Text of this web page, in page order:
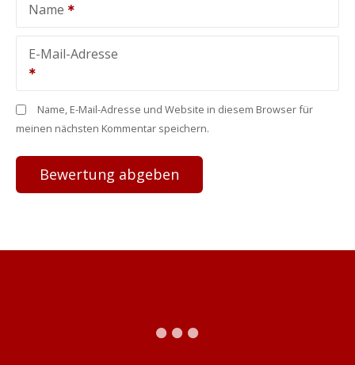
Name
E-Mail-Adresse
Name, E-Mail-Adresse und Website in diesem Browser für
meinen nächsten Kommentar speichern.